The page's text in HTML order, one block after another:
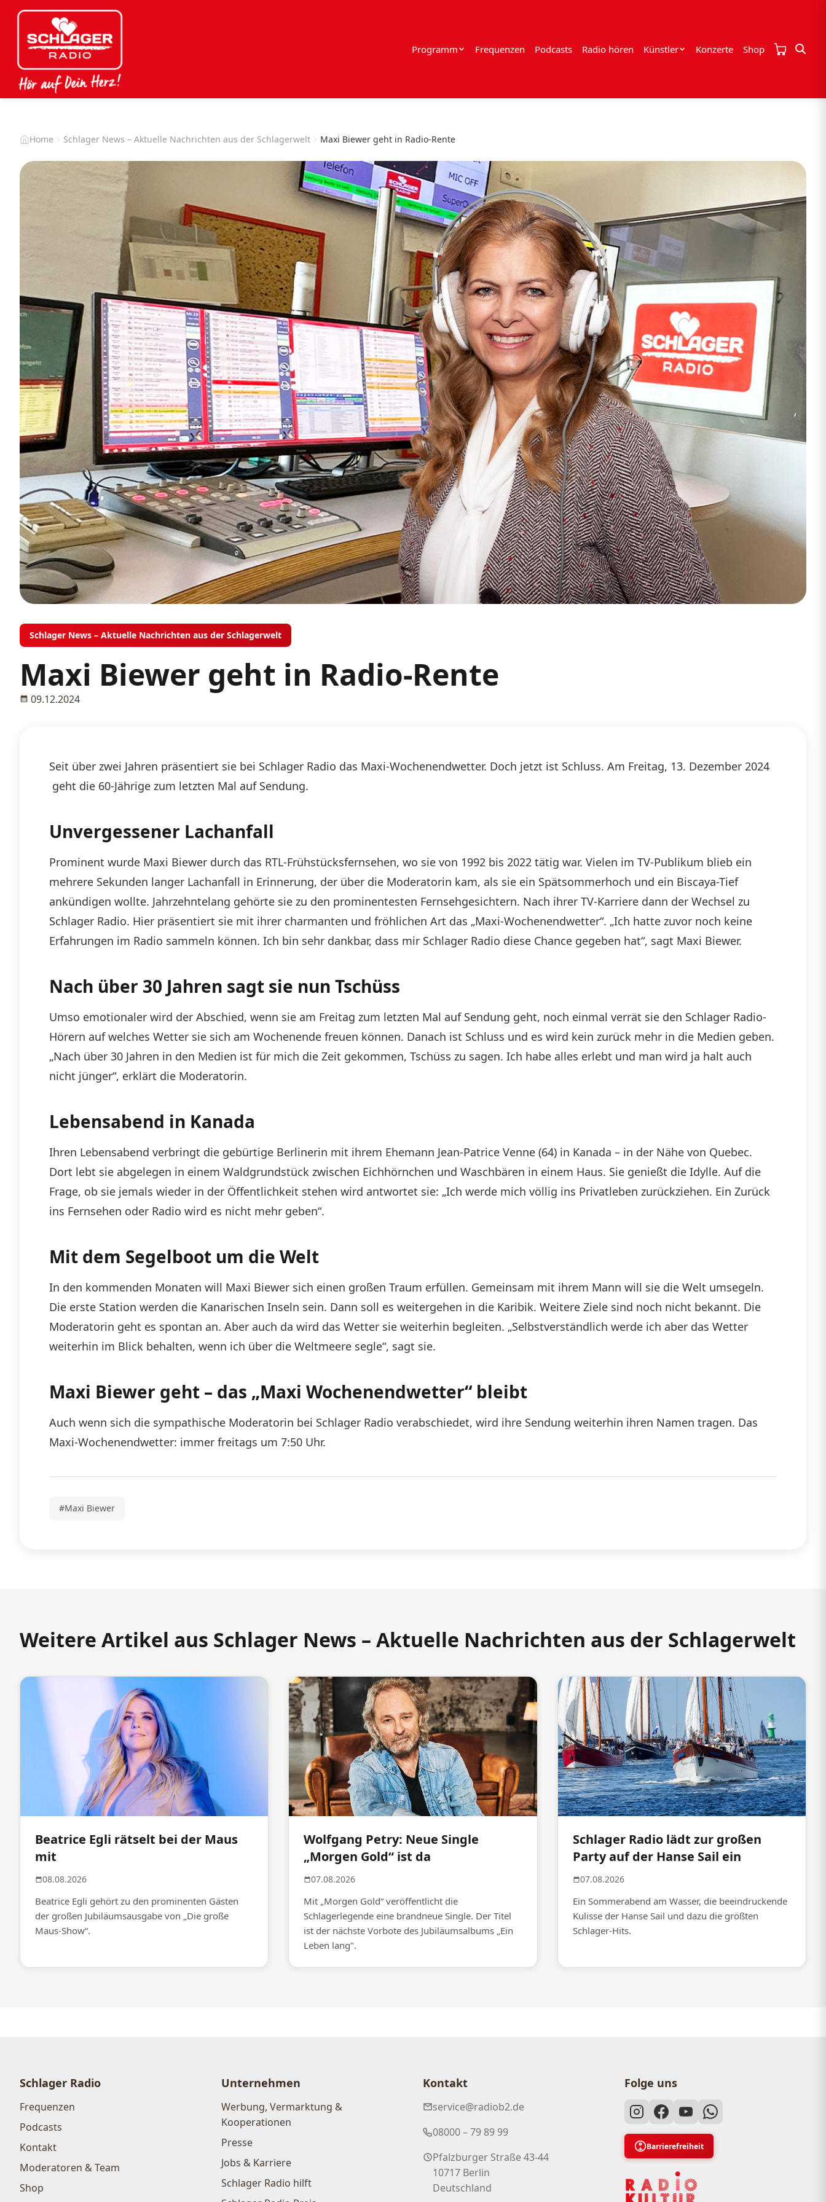
Programm Frequenzen Podcasts Radio hören Künstler Konzerte Shop
Home Schlager News – Aktuelle Nachrichten aus der Schlagerwelt Maxi Biewer geht in Radio-Rente
Schlager News – Aktuelle Nachrichten aus der Schlagerwelt
Maxi Biewer geht in Radio-Rente
09.12.2024
Seit über zwei Jahren präsentiert sie bei Schlager Radio das Maxi-Wochenendwetter. Doch jetzt ist Schluss. Am Freitag, 13. Dezember 2024
geht die 60-Jährige zum letzten Mal auf Sendung.
Unvergessener Lachanfall
Prominent wurde Maxi Biewer durch das RTL-Frühstücksfernsehen, wo sie von 1992 bis 2022 tätig war. Vielen im TV-Publikum blieb ein
mehrere Sekunden langer Lachanfall in Erinnerung, der über die Moderatorin kam, als sie ein Spätsommerhoch und ein Biscaya-Tief
ankündigen wollte. Jahrzehntelang gehörte sie zu den prominentesten Fernsehgesichtern. Nach ihrer TV-Karriere dann der Wechsel zu
Schlager Radio. Hier präsentiert sie mit ihrer charmanten und fröhlichen Art das „Maxi-Wochenendwetter“. „Ich hatte zuvor noch keine
Erfahrungen im Radio sammeln können. Ich bin sehr dankbar, dass mir Schlager Radio diese Chance gegeben hat“, sagt Maxi Biewer.
Nach über 30 Jahren sagt sie nun Tschüss
Umso emotionaler wird der Abschied, wenn sie am Freitag zum letzten Mal auf Sendung geht, noch einmal verrät sie den Schlager Radio-
Hörern auf welches Wetter sie sich am Wochenende freuen können. Danach ist Schluss und es wird kein zurück mehr in die Medien geben.
„Nach über 30 Jahren in den Medien ist für mich die Zeit gekommen, Tschüss zu sagen. Ich habe alles erlebt und man wird ja halt auch
nicht jünger“, erklärt die Moderatorin.
Lebensabend in Kanada
Ihren Lebensabend verbringt die gebürtige Berlinerin mit ihrem Ehemann Jean-Patrice Venne (64) in Kanada – in der Nähe von Quebec.
Dort lebt sie abgelegen in einem Waldgrundstück zwischen Eichhörnchen und Waschbären in einem Haus. Sie genießt die Idylle. Auf die
Frage, ob sie jemals wieder in der Öffentlichkeit stehen wird antwortet sie: „Ich werde mich völlig ins Privatleben zurückziehen. Ein Zurück
ins Fernsehen oder Radio wird es nicht mehr geben“.
Mit dem Segelboot um die Welt
In den kommenden Monaten will Maxi Biewer sich einen großen Traum erfüllen. Gemeinsam mit ihrem Mann will sie die Welt umsegeln.
Die erste Station werden die Kanarischen Inseln sein. Dann soll es weitergehen in die Karibik. Weitere Ziele sind noch nicht bekannt. Die
Moderatorin geht es spontan an. Aber auch da wird das Wetter sie weiterhin begleiten. „Selbstverständlich werde ich aber das Wetter
weiterhin im Blick behalten, wenn ich über die Weltmeere segle“, sagt sie.
Maxi Biewer geht – das „Maxi Wochenendwetter“ bleibt
Auch wenn sich die sympathische Moderatorin bei Schlager Radio verabschiedet, wird ihre Sendung weiterhin ihren Namen tragen. Das
Maxi-Wochenendwetter: immer freitags um 7:50 Uhr.
#Maxi Biewer
Weitere Artikel aus Schlager News – Aktuelle Nachrichten aus der Schlagerwelt
Beatrice Egli rätselt bei der Maus
mit
08.08.2026
Beatrice Egli gehört zu den prominenten Gästen
der großen Jubiläumsausgabe von „Die große
Maus-Show“.
Wolfgang Petry: Neue Single
„Morgen Gold“ ist da
07.08.2026
Mit „Morgen Gold“ veröffentlicht die
Schlagerlegende eine brandneue Single. Der Titel
ist der nächste Vorbote des Jubiläumsalbums „Ein
Leben lang".
Schlager Radio lädt zur großen
Party auf der Hanse Sail ein
07.08.2026
Ein Sommerabend am Wasser, die beeindruckende
Kulisse der Hanse Sail und dazu die größten
Schlager-Hits.
Schlager Radio
Frequenzen
Podcasts
Kontakt
Moderatoren & Team
Shop
Unternehmen
Werbung, Vermarktung &
Kooperationen
Presse
Jobs & Karriere
Schlager Radio hilft
Kontakt
service@radiob2.de
08000 – 79 89 99
Pfalzburger Straße 43-44
10717 Berlin
Deutschland
Folge uns
Barrierefreiheit